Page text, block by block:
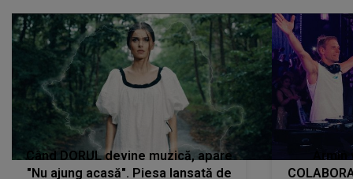
Când DORUL devine muzică, apare
"Nu ajung acasă". Piesa lansată de